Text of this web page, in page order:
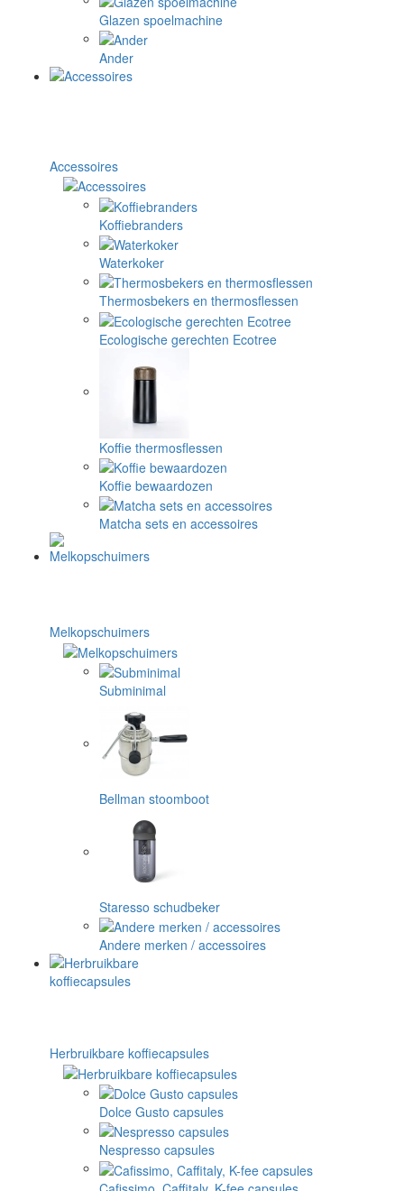
Glazen spoelmachine
Ander
Accessoires
Koffiebranders
Waterkoker
Thermosbekers en thermosflessen
Ecologische gerechten Ecotree
Koffie thermosflessen
Koffie bewaardozen
Matcha sets en accessoires
Melkopschuimers
Subminimal
Bellman stoomboot
Staresso schudbeker
Andere merken / accessoires
Herbruikbare koffiecapsules
Dolce Gusto capsules
Nespresso capsules